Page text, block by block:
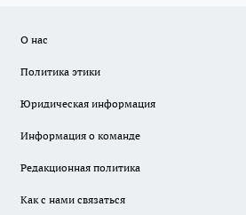
О нас
Политика этики
Юридическая информация
Информация о команде
Редакционная политика
Как с нами связаться